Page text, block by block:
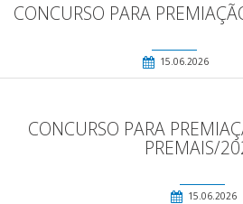
CONCURSO PARA
15.06.2026
CONCURSO PARA
PREMAIS/
15.06.2026